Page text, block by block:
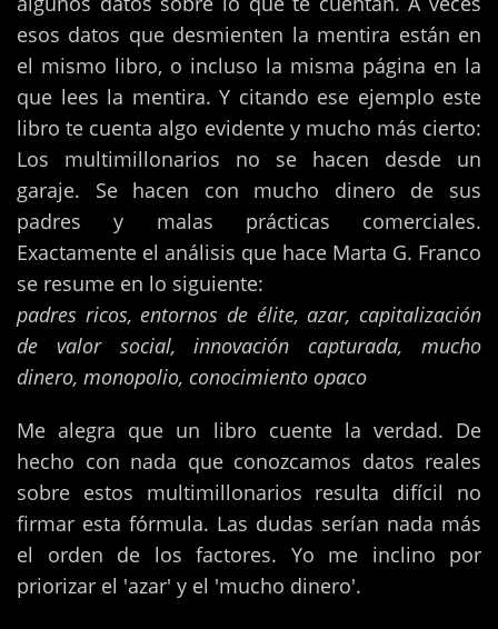
esos datos que desmienten la mentira están en
el mismo libro, o incluso la misma página en la
que lees la mentira. Y citando ese ejemplo este
libro te cuenta algo evidente y mucho más cierto:
Los multimillonarios no se hacen desde un
garaje. Se hacen con mucho dinero de sus
padres y malas prácticas comerciales.
Exactamente el análisis que hace Marta G. Franco
se resume en lo siguiente:
padres ricos, entornos de élite, azar, capitalización
de valor social, innovación capturada, mucho
dinero, monopolio, conocimiento opaco
Me alegra que un libro cuente la verdad. De
hecho con nada que conozcamos datos reales
sobre estos multimillonarios resulta difícil no
firmar esta fórmula. Las dudas serían nada más
el orden de los factores. Yo me inclino por
priorizar el 'azar' y el 'mucho dinero'.